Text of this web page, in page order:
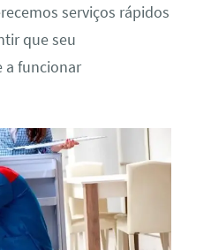
serviços rápidos
que seu
funcionar